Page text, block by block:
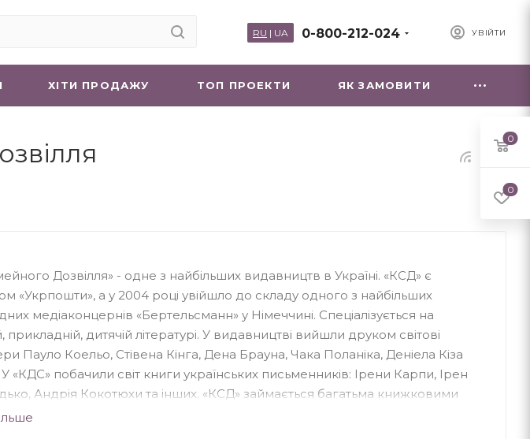
УВІЙТИ
0-800-212-024
RU | UA
ХIТИ ПРОДАЖУ ТОП ПРОЕКТИ ЯК ЗАМОВИТИ
Дозвілля» - одне з найбільших видавництв в Україні. «КСД» є
«Укрпошти», а у 2004 році увійшло до складу одного з найбільших
медіаконцернів «Бертельсманн» у Німеччині. Спеціалізується на
прикладній, дитячій літературі. У видавництві вийшли друком світові
Пауло Коельо, Стівена Кінга, Дена Брауна, Чака Поланіка, Деніела Кіза
У «КДС» побачили світ книги українських письменників: Ірени Карпи, Ірен
Андрія Кокотюхи та інших. «КСД» займається багатьма книжковими
зокрема: «Світові бестселери — українською», «Зірки української
0
0